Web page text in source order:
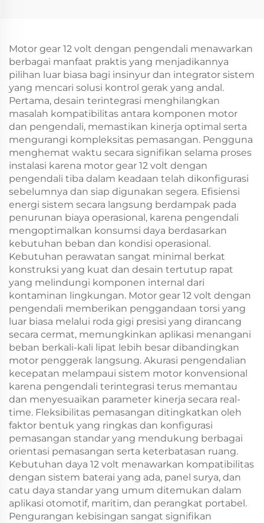
Motor gear 12 volt dengan pengendali menawarkan
berbagai manfaat praktis yang menjadikannya
pilihan luar biasa bagi insinyur dan integrator sistem
yang mencari solusi kontrol gerak yang andal.
Pertama, desain terintegrasi menghilangkan
masalah kompatibilitas antara komponen motor
dan pengendali, memastikan kinerja optimal serta
mengurangi kompleksitas pemasangan. Pengguna
menghemat waktu secara signifikan selama proses
instalasi karena motor gear 12 volt dengan
pengendali tiba dalam keadaan telah dikonfigurasi
sebelumnya dan siap digunakan segera. Efisiensi
energi sistem secara langsung berdampak pada
penurunan biaya operasional, karena pengendali
mengoptimalkan konsumsi daya berdasarkan
kebutuhan beban dan kondisi operasional.
Kebutuhan perawatan sangat minimal berkat
konstruksi yang kuat dan desain tertutup rapat
yang melindungi komponen internal dari
kontaminan lingkungan. Motor gear 12 volt dengan
pengendali memberikan penggandaan torsi yang
luar biasa melalui roda gigi presisi yang dirancang
secara cermat, memungkinkan aplikasi menangani
beban berkali-kali lipat lebih besar dibandingkan
motor penggerak langsung. Akurasi pengendalian
kecepatan melampaui sistem motor konvensional
karena pengendali terintegrasi terus memantau
dan menyesuaikan parameter kinerja secara real-
time. Fleksibilitas pemasangan ditingkatkan oleh
faktor bentuk yang ringkas dan konfigurasi
pemasangan standar yang mendukung berbagai
orientasi pemasangan serta keterbatasan ruang.
Kebutuhan daya 12 volt menawarkan kompatibilitas
dengan sistem baterai yang ada, panel surya, dan
catu daya standar yang umum ditemukan dalam
aplikasi otomotif, maritim, dan perangkat portabel.
Pengurangan kebisingan sangat signifikan